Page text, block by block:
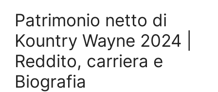
Patrimonio netto di
Kountry Wayne 2024 |
Reddito, carriera e
Biografia